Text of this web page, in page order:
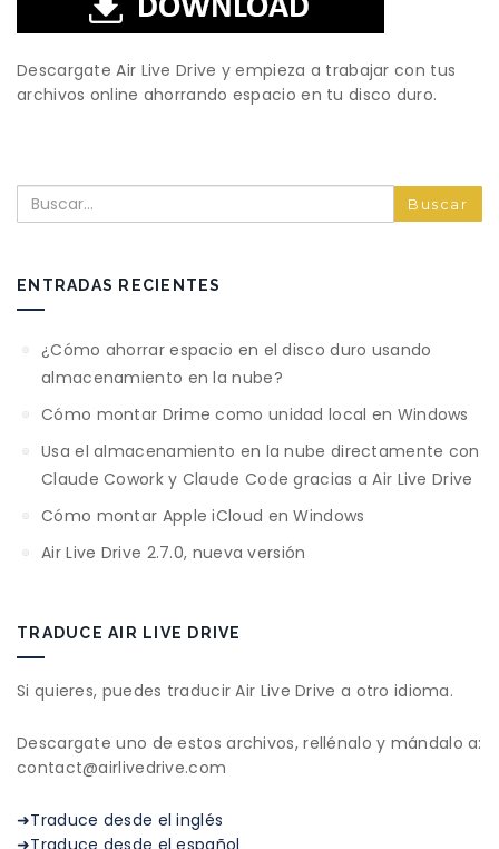
Descargate Air Live Drive y empieza a trabajar con tus
archivos online ahorrando espacio en tu disco duro.
Buscar
ENTRADAS RECIENTES
¿Cómo ahorrar espacio en el disco duro usando
almacenamiento en la nube?
Cómo montar Drime como unidad local en Windows
Usa el almacenamiento en la nube directamente con
Claude Cowork y Claude Code gracias a Air Live Drive
Cómo montar Apple iCloud en Windows
Air Live Drive 2.7.0, nueva versión
TRADUCE AIR LIVE DRIVE
Si quieres, puedes traducir Air Live Drive a otro idioma.
Descargate uno de estos archivos, rellénalo y mándalo a:
contact@airlivedrive.com
➜Traduce desde el inglés